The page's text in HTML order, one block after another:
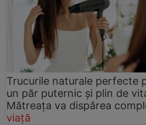
Trucurile naturale perfecte
un păr puternic și plin de
Mătreața va dispărea
viață